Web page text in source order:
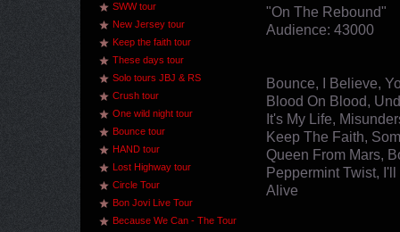
SWW tour
New Jersey tour
Keep the faith tour
These days tour
Solo tours JBJ & RS
Crush tour
One wild night tour
Bounce tour
HAND tour
Lost Highway tour
Circle Tour
Bon Jovi Live Tour
Because We Can - The Tour
"On The Rebound"
Audience: 43000
Bounce, I Believe,
Blood On Blood,
It's My Life,
Keep The Faith,
Queen From Mars,
Peppermint Twist,
Alive